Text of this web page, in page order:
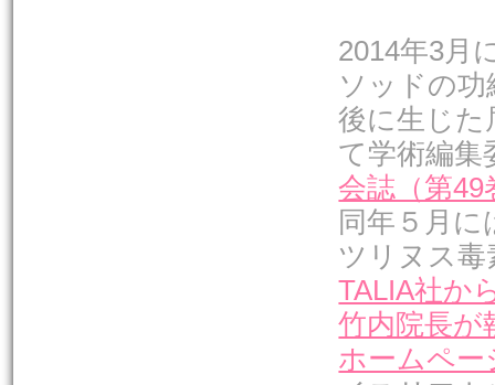
2014年3月
ソッドの
後に生じた
て学術編集
会誌（第
同年５月
ツリヌス
TALIA社か
竹内院長が
ホームペ